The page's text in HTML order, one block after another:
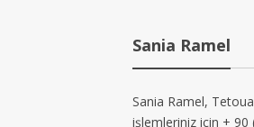
Sania Ramel
Sania Ramel,
işlemleriniz için + 90